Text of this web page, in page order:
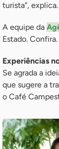
turista”, explica.
A equipe da
Estado. Confira.
Experiências
Se agrada a
que sugere a
o Café